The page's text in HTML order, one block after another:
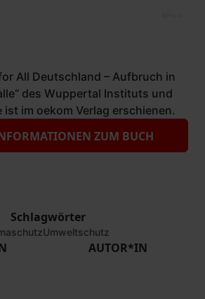
All Deutschland – Aufbruch in
des Wuppertal Instituts und
ist im oekom Verlag erschienen.
ZUM BUCH
Schlagwörter
Umweltschutz
AUTOR*IN